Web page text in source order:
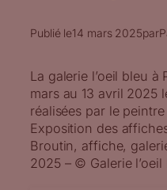
Publié le14 mars 2025par
La galerie l’oeil bleu à
mars au 13 avril 2025
réalisées par le
Exposition des
Broutin, affiche,
2025 – © Galerie